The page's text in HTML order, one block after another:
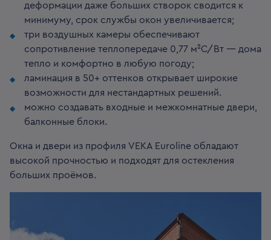
деформации даже больших створок сводится к
минимуму, срок службы окон увеличивается;
три воздушных камеры обеспечивают
сопротивление теплопередаче 0,77 м²С/Вт — дома
тепло и комфортно в любую погоду;
ламинация в 50+ оттенков открывает широкие
возможности для нестандартных решений.
можно создавать входные и межкомнатные двери,
балконные блоки.
Окна и двери из профиля VEKA Euroline обладают
высокой прочностью и подходят для остекления
больших проёмов.